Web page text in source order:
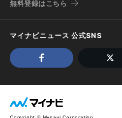
無料登録はこちら
マイナビニュース 公式SNS